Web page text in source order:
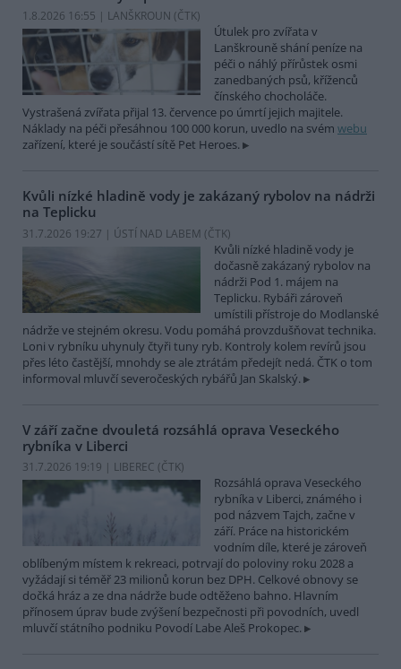
1.8.2026 16:55 | LANŠKROUN (ČTK)
Útulek pro zvířata v
Lanškrouně shání peníze na
péči o náhlý přírůstek osmi
zanedbaných psů, kříženců
čínského chocholáče.
Vystrašená zvířata přijal 13. července po úmrtí jejich majitele.
Náklady na péči přesáhnou 100 000 korun, uvedlo na svém webu
zařízení, které je součástí sítě Pet Heroes.
Kvůli nízké hladině vody je zakázaný rybolov na nádrži
na Teplicku
31.7.2026 19:27 | ÚSTÍ NAD LABEM (ČTK)
Kvůli nízké hladině vody je
dočasně zakázaný rybolov na
nádrži Pod 1. májem na
Teplicku. Rybáři zároveň
umístili přístroje do Modlanské
nádrže ve stejném okresu. Vodu pomáhá provzdušňovat technika.
Loni v rybníku uhynuly čtyři tuny ryb. Kontroly kolem revírů jsou
přes léto častější, mnohdy se ale ztrátám předejít nedá. ČTK o tom
informoval mluvčí severočeských rybářů Jan Skalský.
V září začne dvouletá rozsáhlá oprava Veseckého
rybníka v Liberci
31.7.2026 19:19 | LIBEREC (ČTK)
Rozsáhlá oprava Veseckého
rybníka v Liberci, známého i
pod názvem Tajch, začne v
září. Práce na historickém
vodním díle, které je zároveň
oblíbeným místem k rekreaci, potrvají do poloviny roku 2028 a
vyžádají si téměř 23 milionů korun bez DPH. Celkové obnovy se
dočká hráz a ze dna nádrže bude odtěženo bahno. Hlavním
přínosem úprav bude zvýšení bezpečnosti při povodních, uvedl
mluvčí státního podniku Povodí Labe Aleš Prokopec.